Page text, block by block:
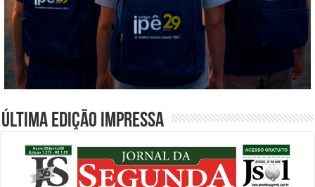
Última edição impressa